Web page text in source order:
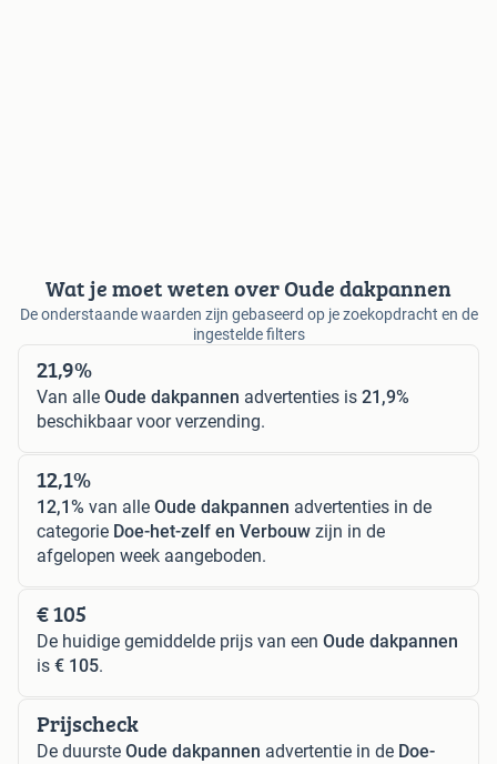
Wat je moet weten over Oude dakpannen
De onderstaande waarden zijn gebaseerd op je zoekopdracht en de
ingestelde filters
21,9%
Van alle Oude dakpannen advertenties is 21,9%
beschikbaar voor verzending.
12,1%
12,1% van alle Oude dakpannen advertenties in de
categorie Doe-het-zelf en Verbouw zijn in de
afgelopen week aangeboden.
€ 105
De huidige gemiddelde prijs van een Oude dakpannen
is € 105.
Prijscheck
De duurste Oude dakpannen advertentie in de Doe-